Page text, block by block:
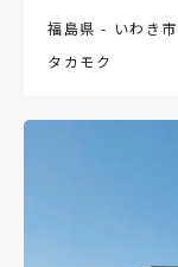
福島県 - いわき市
タカモク